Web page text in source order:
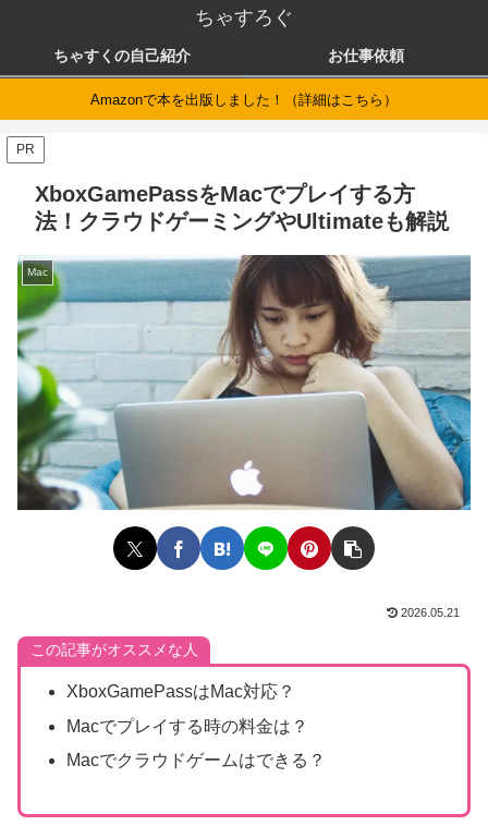
ちゃすろぐ
ちゃすくの自己紹介 お仕事依頼
Amazonで本を出版しました！（詳細はこちら）
PR
XboxGamePassをMacでプレイする方
法！クラウドゲーミングやUltimateも解説
Mac
2026.05.21
この記事がオススメな人
XboxGamePassはMac対応？
Macでプレイする時の料金は？
Macでクラウドゲームはできる？